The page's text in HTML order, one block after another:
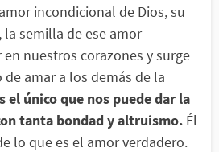
incondicional de Dios, su
semilla de ese amor
nuestros corazones y surge
amar a los demás de la
el único que nos puede dar la
tanta bondad y altruismo. Él
lo que es el amor verdadero.